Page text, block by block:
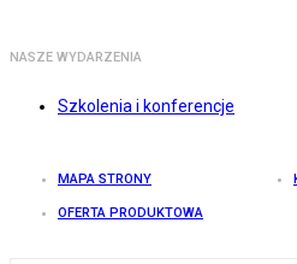
NASZE WYDARZENIA
Szkolenia i konferencje
MAPA STRONY
OFERTA PRODUKTOWA